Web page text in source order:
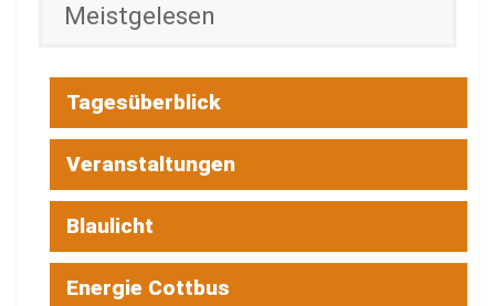
Meistgelesen
Tagesüberblick
Veranstaltungen
Blaulicht
Energie Cottbus